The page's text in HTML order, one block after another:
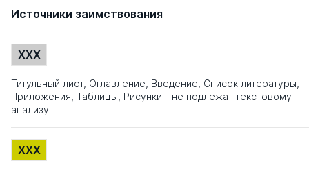
Источники заимствования
XXX
Титульный лист, Оглавление, Введение, Список литературы,
Приложения, Таблицы, Рисунки - не подлежат текстовому
анализу
XXX